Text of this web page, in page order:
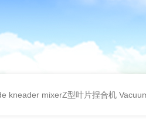
kneader mixerZ型叶片捏合机